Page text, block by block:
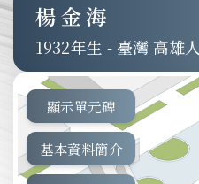
楊金海
1932 - 臺灣 高雄人
顯示單元碑
基本資料簡介